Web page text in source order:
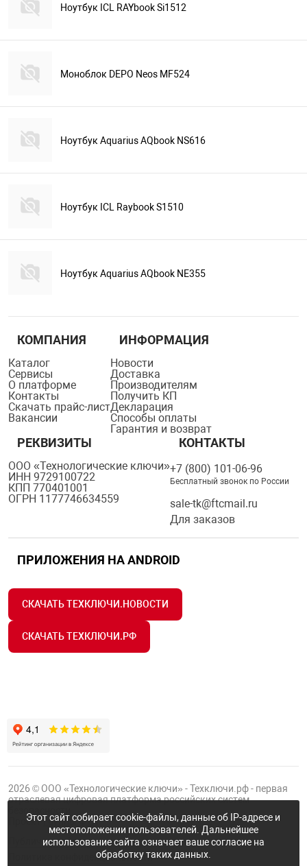
Ноутбук ICL RAYbook Si1512
Моноблок DEPO Neos MF524
Ноутбук Aquarius AQbook NS616
Ноутбук ICL Raybook S1510
Ноутбук Aquarius AQbook NE355
КОМПАНИЯ
Каталог
Сервисы
О платформе
Контакты
Скачать прайс-лист
Вакансии
ИНФОРМАЦИЯ
Новости
Доставка
Производителям
Получить КП
Декларация
Способы оплаты
Гарантия и возврат
РЕКВИЗИТЫ
ООО «Технологические ключи»
ИНН 9729100722
КПП 770401001
ОГРН 1177746634559
КОНТАКТЫ
+7 (800) 101-06-96
Бесплатный звонок по России
sale-tk@ftcmail.ru
Для заказов
ПРИЛОЖЕНИЯ НА ANDROID
СКАЧАТЬ ТЕХКЛЮЧИ.НОВОСТИ
СКАЧАТЬ ТЕХКЛЮЧИ.РФ
2026 © ООО «Технологические ключи» - Техключи.рф - первая
отраслевая цифровая платформа российских систем
ПроектГруппы ФТК
Публичная оферта
Политика конфиденциальности
Этот сайт собирает cookie-файлы, данные об IP-адресе и
местоположении пользователей. Дальнейшее
использование сайта означает ваше согласие на
обработку таких данных.